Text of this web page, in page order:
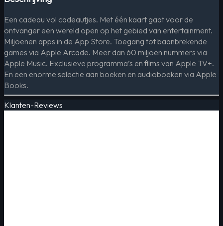
Een cadeau vol cadeautjes. Met één kaart gaat voor de
ontvanger een wereld open op het gebied van entertainment.
Miljoenen apps in de App Store. Toegang tot baanbrekende
games via Apple Arcade. Meer dan 60 miljoen nummers via
Apple Music. Exclusieve programma’s en films van Apple TV+.
En een enorme selectie aan boeken en audioboeken via Apple
Books.
Klanten-Reviews